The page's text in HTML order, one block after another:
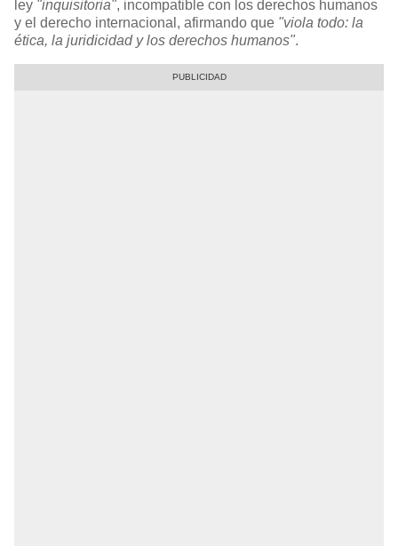
ley "inquisitoria", incompatible con los derechos humanos
y el derecho internacional, afirmando que "viola todo: la
ética, la juridicidad y los derechos humanos".